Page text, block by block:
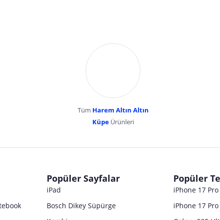
YENİBOSNA MERKEZ MAH LADİN SOK
Tüm Harem Altın Altın
KüpeÜrünleri
Popüler Sayfalar
iPad
Bosch Dikey Süpürge
Popüler
iPhone 17
iPhone 17 Pro